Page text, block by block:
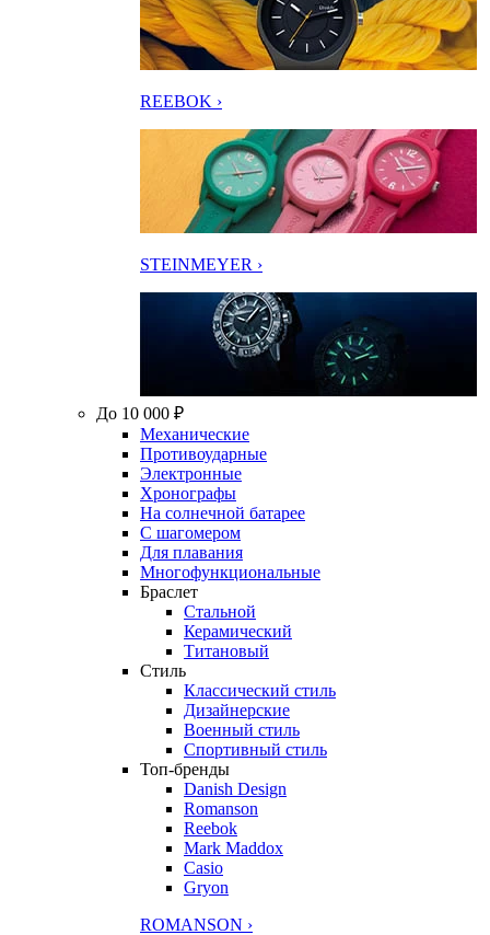
REEBOK ›
STEINMEYER ›
До 10 000 ₽
Механические
Противоударные
Электронные
Хронографы
На солнечной батарее
С шагомером
Для плавания
Многофункциональные
Браслет
Стальной
Керамический
Титановый
Стиль
Классический стиль
Дизайнерские
Военный стиль
Спортивный стиль
Топ-бренды
Danish Design
Romanson
Reebok
Mark Maddox
Casio
Gryon
ROMANSON ›